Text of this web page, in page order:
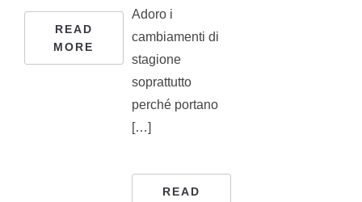
READ
MORE
Adoro i
cambiamenti di
stagione
soprattutto
perché portano
[…]
READ